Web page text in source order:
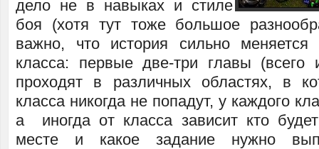
дело не в навыках и стиле
боя (хотя тут тоже большое
важно, что история сильно меняется
класса: первые две-три главы
проходят в различных областях, в
класса никогда не попадут, у каждого
а иногда от класса зависит кто
месте и какое задание нужно